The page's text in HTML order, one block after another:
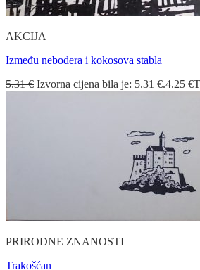
AKCIJA
Između nebodera i kokosova stabla
5.31€ Izvorna cijena bila je: 5.31 €.4.25 €
PRIRODNE ZNANOSTI
Trakošćan